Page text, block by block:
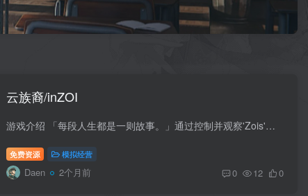
云族裔/inZOI
游戏介绍 「每段人生都是一则故事。」通过控制并观察'Zois'，你可以创造出一段属于你的，独一无二的人生。 利用 inZOI 易用的工具，可以自定义角色，建造房屋，在沉浸式的模拟体验中，过上梦想...
免费资源 模拟经营
Daen 2个月前 0 12 0